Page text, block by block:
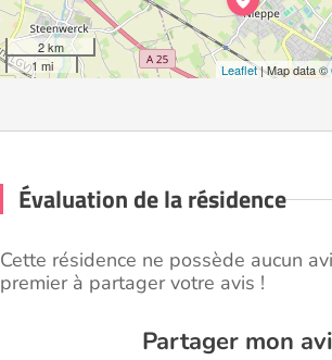
2 km
1 mi
Leaflet| Map data ©
Évaluation de la résidence
Cette résidence ne possède aucun
premier à partager votre avis !
Partager mon